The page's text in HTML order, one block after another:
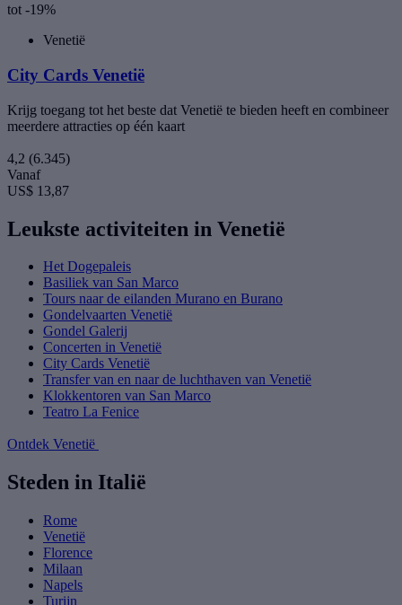
tot -19%
Venetië
City Cards Venetië
Krijg toegang tot het beste dat Venetië te bieden heeft en combineer
meerdere attracties op één kaart
4,2 (6.345)
Vanaf
US$ 13,87
Leukste activiteiten in Venetië
Het Dogepaleis
Basiliek van San Marco
Tours naar de eilanden Murano en Burano
Gondelvaarten Venetië
Gondel Galerij
Concerten in Venetië
City Cards Venetië
Transfer van en naar de luchthaven van Venetië
Klokkentoren van San Marco
Teatro La Fenice
Ontdek Venetië
Steden in Italië
Rome
Venetië
Florence
Milaan
Napels
Turijn